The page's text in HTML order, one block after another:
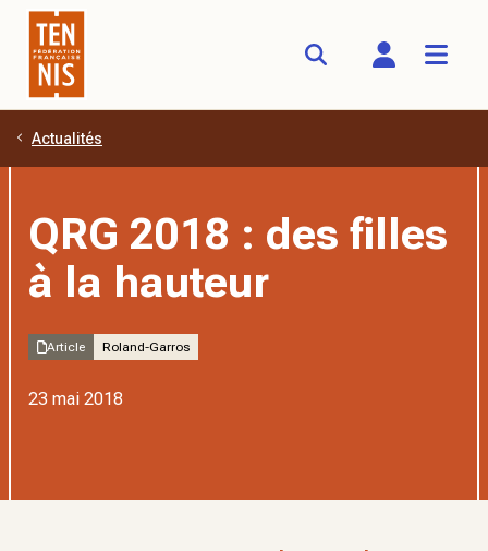
Aller au contenu principal
Actualités
QRG 2018 : des filles
à la hauteur
Article Roland-Garros
23 mai 2018